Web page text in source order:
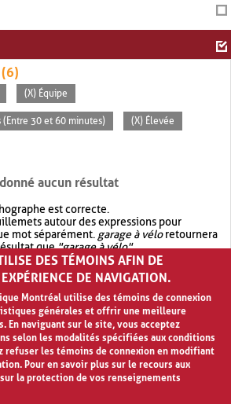
(6)
(X) Équipe
30 et 60 minutes) (X) Élevée
aucun résultat
est correcte.
autour des expressions pour
mot séparément. garage à véloretournera
que"garage à vélo".
votre recherche avec OR.garage OR vélo
plus de résultat quegarage à vélo
DES TÉMOINS AFIN DE
DE NAVIGATION.
Montréal utilise des témoins de connexion
générales et offrir une meilleure
En naviguant sur le site, vous acceptez
selon les modalités spécifiées aux conditions
refuser les témoins de connexion en modifiant
Pour en savoir plus sur le recours aux
la protection de vos renseignements